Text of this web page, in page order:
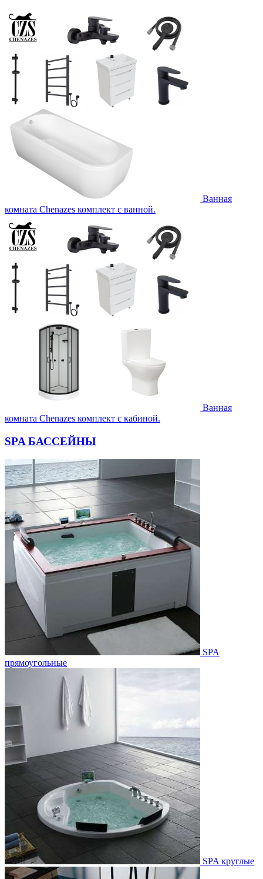
Ванная
комната Chenazes комплект с ванной.
Ванная
комната Chenazes комплект с кабиной.
SPA БАССЕЙНЫ
SPA
прямоугольные
SPA круглые